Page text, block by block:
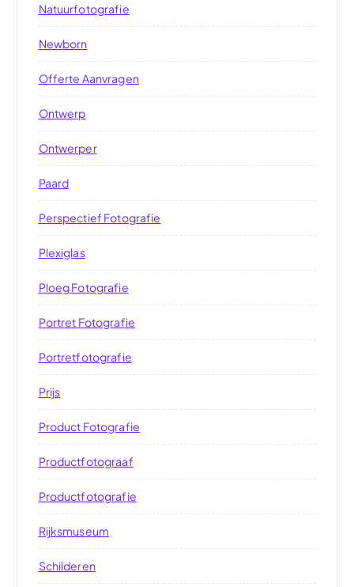
Natuurfotografie
Newborn
Offerte Aanvragen
Ontwerp
Ontwerper
Paard
Perspectief Fotografie
Plexiglas
Ploeg Fotografie
Portret Fotografie
Portretfotografie
Prijs
Product Fotografie
Productfotograaf
Productfotografie
Rijksmuseum
Schilderen